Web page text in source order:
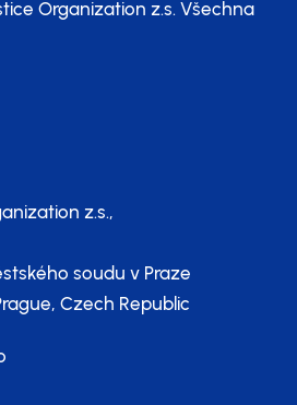
Organization z.s.Všechna
z.s.,
soudu v Praze
Czech Republic